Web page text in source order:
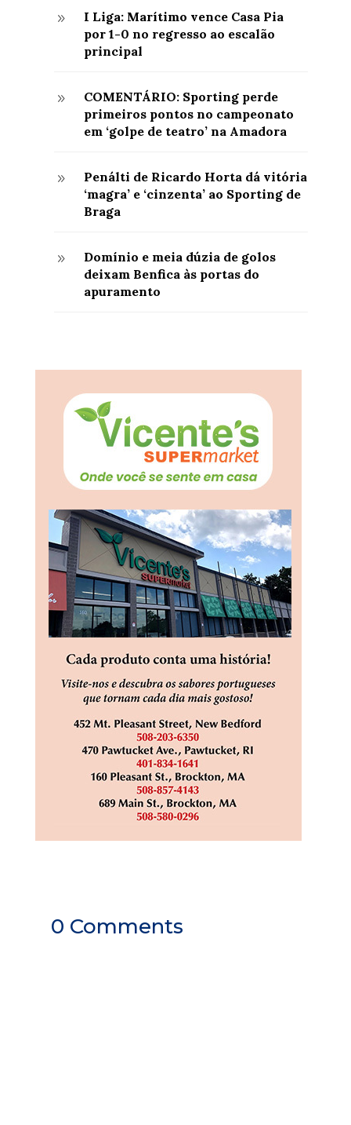
9
I Liga: Marítimo vence Casa Pia
por 1-0 no regresso ao escalão
principal
9
COMENTÁRIO: Sporting perde
primeiros pontos no campeonato
em ‘golpe de teatro’ na Amadora
9
Penálti de Ricardo Horta dá vitória
‘magra’ e ‘cinzenta’ ao Sporting de
Braga
9
Domínio e meia dúzia de golos
deixam Benfica às portas do
apuramento
0 Comments